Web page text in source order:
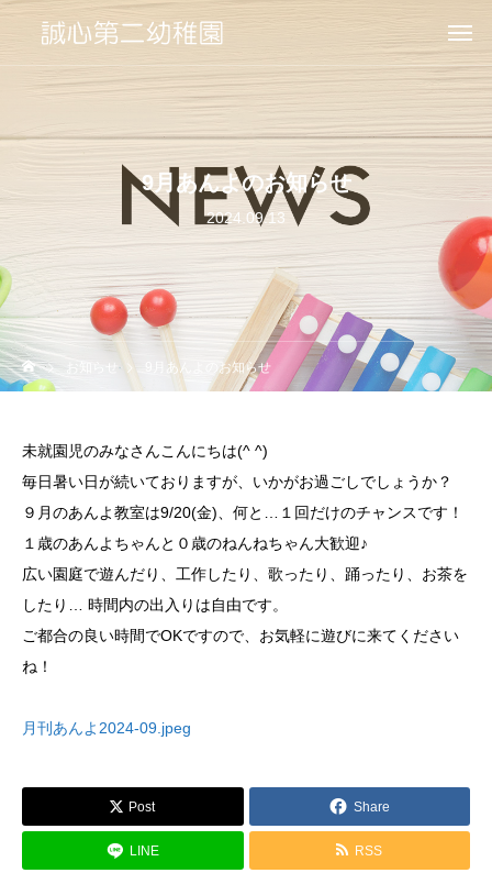
9月あんよのお知らせ
2024.09.13
お知らせ 9月あんよのお知らせ
未就園児のみなさんこんにちは(^ ^)
毎日暑い日が続いておりますが、いかがお過ごしでしょうか？
９月のあんよ教室は9/20(金)、何と…１回だけのチャンスです！
１歳のあんよちゃんと０歳のねんねちゃん大歓迎♪
広い園庭で遊んだり、工作したり、歌ったり、踊ったり、お茶を
したり… 時間内の出入りは自由です。
ご都合の良い時間でOKですので、お気軽に遊びに来てください
ね！
月刊あんよ2024-09.jpeg
Post Share
LINE RSS